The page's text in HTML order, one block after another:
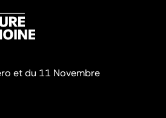
et du 11 Novembre